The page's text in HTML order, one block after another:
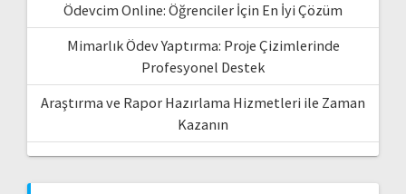
Ödevcim Online: Öğrenciler İçin En İyi Çözüm
Mimarlık Ödev Yaptırma: Proje Çizimlerinde
Profesyonel Destek
Araştırma ve Rapor Hazırlama Hizmetleri ile Zaman
Kazanın